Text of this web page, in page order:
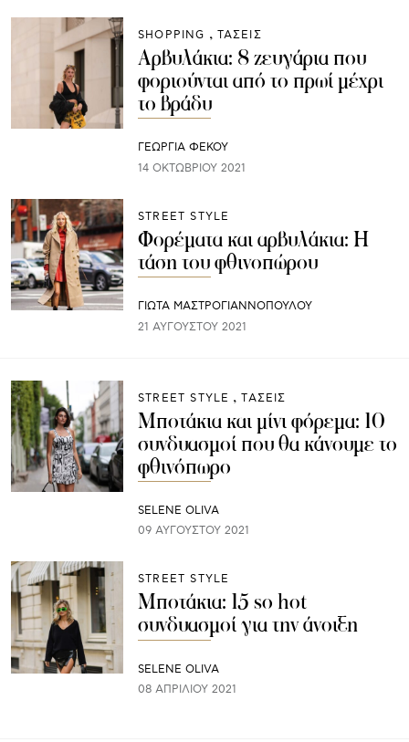
SHOPPING ΤΑΣΕΙΣ
Αρβυλάκια: 8 ζευγάρια που
φοριούνται από το πρωί μέχρι
το βράδυ
ΓΕΩΡΓΙΑ ΦΕΚΟΥ
14 ΟΚΤΩΒΡΊΟΥ 2021
STREET STYLE
Φορέματα και αρβυλάκια: Η
τάση του φθινοπώρου
ΓΙΩΤΑ ΜΑΣΤΡΟΓΙΑΝΝΟΠΟΥΛΟΥ
21 ΑΥΓΟΎΣΤΟΥ 2021
STREET STYLE ΤΑΣΕΙΣ
Μποτάκια και μίνι φόρεμα: 10
συνδυασμοί που θα κάνουμε το
φθινόπωρο
SELENE OLIVA
09 ΑΥΓΟΎΣΤΟΥ 2021
STREET STYLE
Μποτάκια: 15 so hot
συνδυασμοί για την άνοιξη
SELENE OLIVA
08 ΑΠΡΙΛΊΟΥ 2021